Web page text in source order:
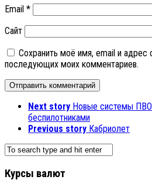
Email *
Сайт
Сохранить моё имя, email и адрес
последующих моих комментариев.
Next story Новые системы
беспилотниками
Previous story Кабриолет
Курсы валют